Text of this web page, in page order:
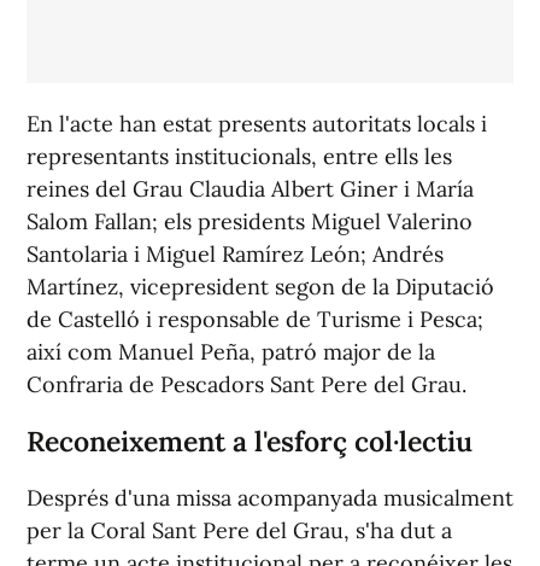
En l'acte han estat presents autoritats locals i
representants institucionals, entre ells les
reines del Grau Claudia Albert Giner i María
Salom Fallan; els presidents Miguel Valerino
Santolaria i Miguel Ramírez León; Andrés
Martínez, vicepresident segon de la Diputació
de Castelló i responsable de Turisme i Pesca;
així com Manuel Peña, patró major de la
Confraria de Pescadors Sant Pere del Grau.
Reconeixement a l'esforç col·lectiu
Després d'una missa acompanyada musicalment
per la Coral Sant Pere del Grau, s'ha dut a